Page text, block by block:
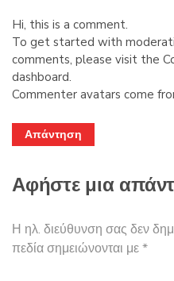
Hi, this is a comment.
To get started with
comments, please visit the
dashboard.
Commenter avatars come
Απάντηση
Αφήστε μια
Η ηλ. διεύθυνση σας δεν
πεδία σημειώνονται με*